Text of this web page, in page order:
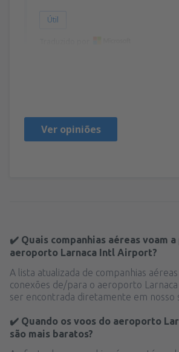
Útil
Ver opiniões
✔️ Quais companhias aéreas voam
aeroporto Larnaca Intl Airport?
A lista atualizada de companhias
conexões de/para o aeroporto
ser encontrada diretamente em nosso
✔️ Quando os voos do aeroporto
são mais baratos?